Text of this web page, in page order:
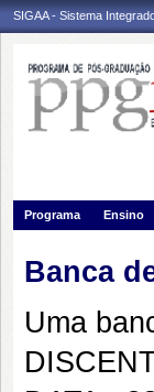
SIGAA - Sistema
Programa Ensino
Banca
Uma